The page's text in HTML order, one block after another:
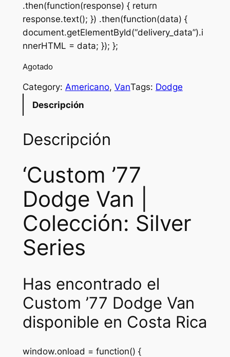
.then(function(response) { return
response.text(); }) .then(function(data) {
document.getElementById(“delivery_data”).i
nnerHTML = data; }); };
Agotado
Category: Americano, VanTags: Dodge
Descripción
Descripción
‘Custom ’77
Dodge Van |
Colección: Silver
Series
Has encontrado el
Custom ’77 Dodge Van
disponible en Costa Rica
window.onload = function() {